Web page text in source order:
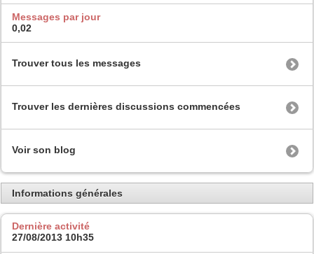
Messages par jour
0,02
Trouver tous les messages
Trouver les dernières discussions commencées
Voir son blog
Informations générales
Dernière activité
27/08/2013 10h35